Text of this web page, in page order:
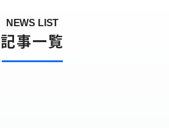
NEWS LIST
記事一覧